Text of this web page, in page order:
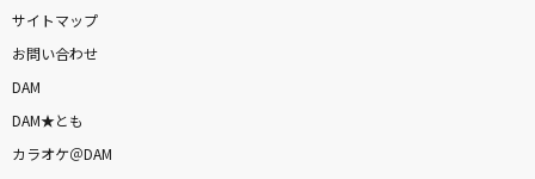
サイトマップ
お問い合わせ
DAM
DAM★とも
カラオケ＠DAM